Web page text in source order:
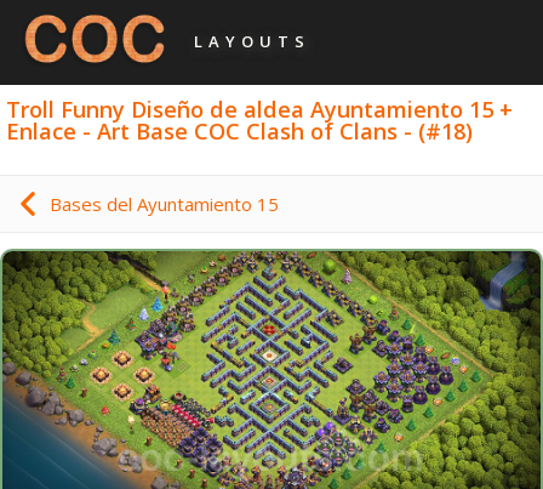
LAYOUTS
Troll Funny Diseño de aldea Ayuntamiento 15 +
Enlace - Art Base COC Clash of Clans - (#18)
Bases del Ayuntamiento 15